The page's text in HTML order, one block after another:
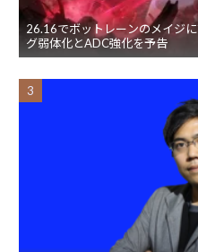
26.16でボットレーンのメイジ
グ弱体化とADC強化を予告